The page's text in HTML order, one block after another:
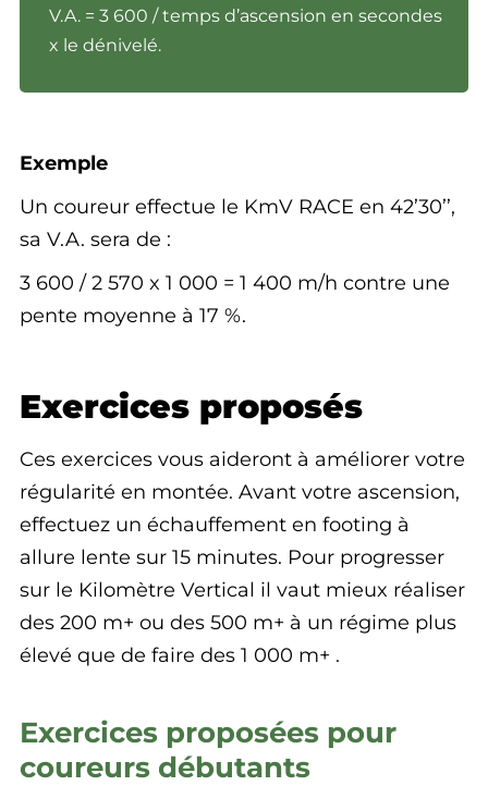
V.A. = 3 600 / temps d’ascension en secondes
x le dénivelé.
Exemple
Un coureur effectue le KmV RACE en 42’30’’,
sa V.A. sera de :
3 600 / 2 570 x 1 000 = 1 400 m/h contre une
pente moyenne à 17 %.
Exercices proposés
Ces exercices vous aideront à améliorer votre
régularité en montée. Avant votre ascension,
effectuez un échauffement en footing à
allure lente sur 15 minutes. Pour progresser
sur le Kilomètre Vertical il vaut mieux réaliser
des 200 m+ ou des 500 m+ à un régime plus
élevé que de faire des 1 000 m+ .
Exercices proposées pour
coureurs débutants